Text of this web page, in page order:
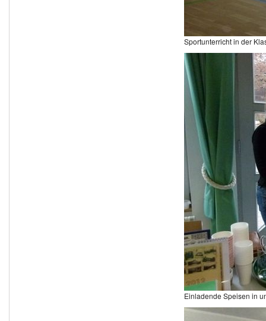
Sportunterricht in der
Einladende Speisen in